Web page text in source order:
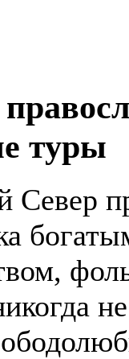
туры
Север